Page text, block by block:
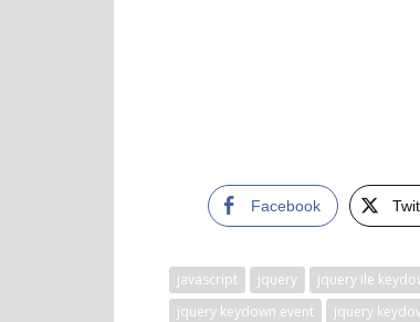
Facebook
javascript jquery jquery ile
jquery keydown event
jquery